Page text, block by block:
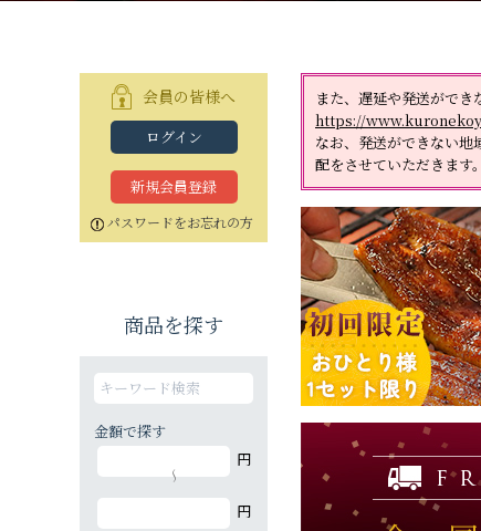
会員の皆様へ
ログイン
新規会員登録
パスワードをお忘れの方
商品を探す
金額で探す
円
円
また、遅延や発送ができ
https://
なお、発送ができない
配をさせていただきます